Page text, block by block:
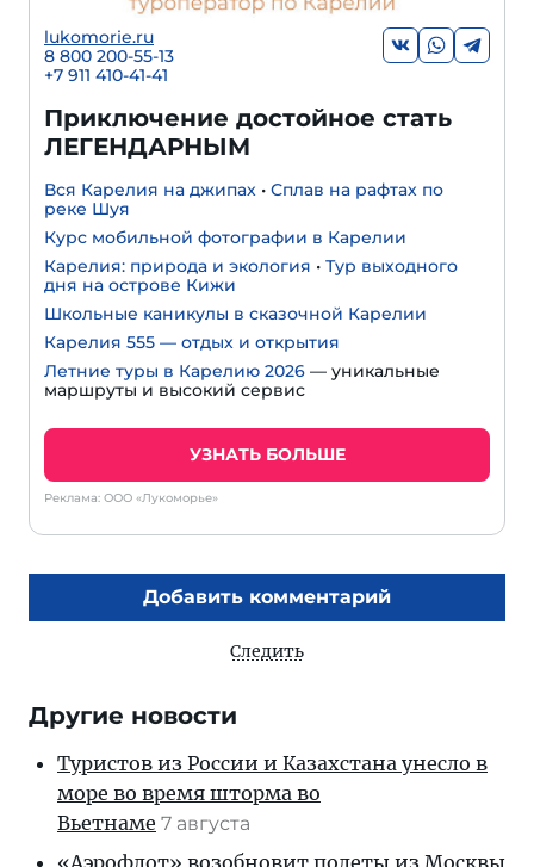
lukomorie.ru
8 800 200-55-13
+7 911 410-41-41
Приключение достойное стать
ЛЕГЕНДАРНЫМ
Вся Карелия на джипах • Сплав на рафтах по
реке Шуя
Курс мобильной фотографии в Карелии
Карелия: природа и экология • Тур выходного
дня на острове Кижи
Школьные каникулы в сказочной Карелии
Карелия 555 — отдых и открытия
Летние туры в Карелию 2026 — уникальные
маршруты и высокий сервис
УЗНАТЬ БОЛЬШЕ
Реклама: ООО «Лукоморье»
Добавить комментарий
Следить
Другие новости
Туристов из России и Казахстана унесло в
море во время шторма во
Вьетнаме 7 августа